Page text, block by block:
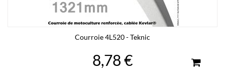
Courroie 4L520 - Teknic
8,78 €